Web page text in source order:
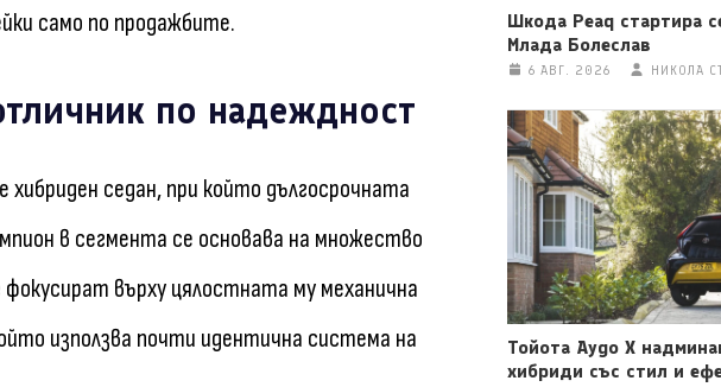
само по продажбите.
по надеждност
седан, при който дългосрочната
в сегмента се основава на множество
върху цялостната му механична
използва почти идентична система на
Шкода Peaq стартира
Млада Болеслав
6 АВГ. 2026 НИКОЛА
Тойота Aygo X
хибриди със стил и